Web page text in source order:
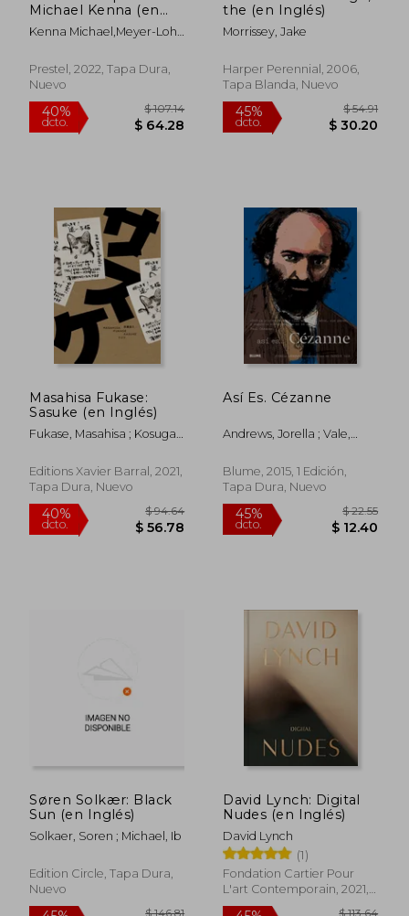
40%
dcto. $ 65.32
45%
Michael Kenna (en
Inglés)
Kenna Michael,Meyer-Lohr
Prestel, 2022, Tapa Dura,
Nuevo
$ 64.28
the (en Inglés)
Morrissey, Jake
Harper Perennial, 2006,
Tapa Blanda, Nuevo
45%
dcto.
Masahisa Fukase:
Sasuke (en Inglés)
Fukase, Masahisa ; Kosuga,
Editions Xavier Barral, 2021,
Tapa Dura, Nuevo
Así Es. Cézanne
Andrews, Jorella ; Vale,
Blume, 2015, 1 Edición,
Tapa Dura, Nuevo
Søren Solkær: Black
Sun (en Inglés)
Solkaer, Soren ; Michael, Ib
Edition Circle, Tapa Dura,
Nuevo
David Lynch: Digital
Nudes (en Inglés)
David Lynch
(1)
Fondation Cartier Pour
L'art Contemporain, 2021,
Tapa Dura, Nuevo